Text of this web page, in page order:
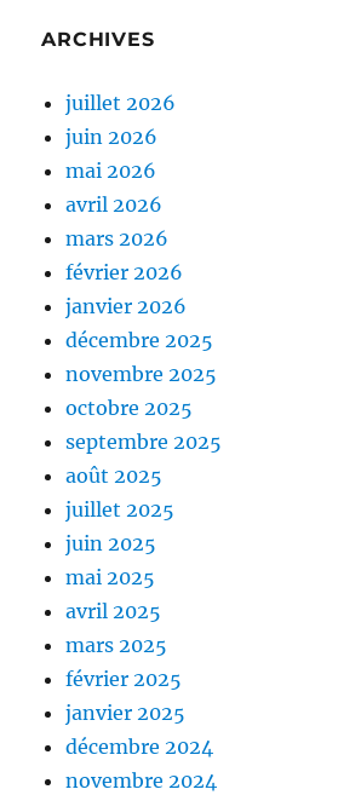
ARCHIVES
juillet 2026
juin 2026
mai 2026
avril 2026
mars 2026
février 2026
janvier 2026
décembre 2025
novembre 2025
octobre 2025
septembre 2025
août 2025
juillet 2025
juin 2025
mai 2025
avril 2025
mars 2025
février 2025
janvier 2025
décembre 2024
novembre 2024